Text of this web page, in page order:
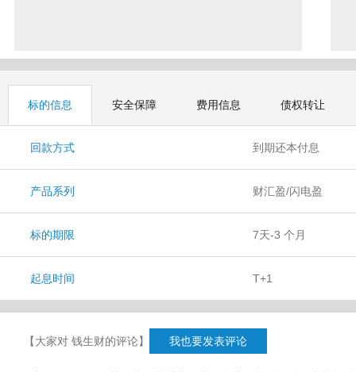
标的信息 安全保障 费用信息 债权转让
回款方式 到期还本付息
产品系列 财汇盈/闪电盈
标的期限 7天-3 个月
起息时间 T+1
【大家对 钱生财的评论】 我也要发表评论